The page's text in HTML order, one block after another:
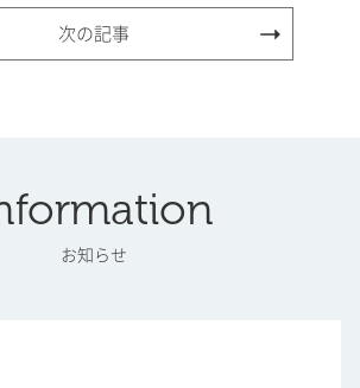
次の記事
お知らせ